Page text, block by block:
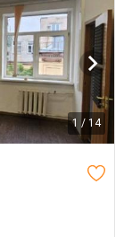
1 / 14